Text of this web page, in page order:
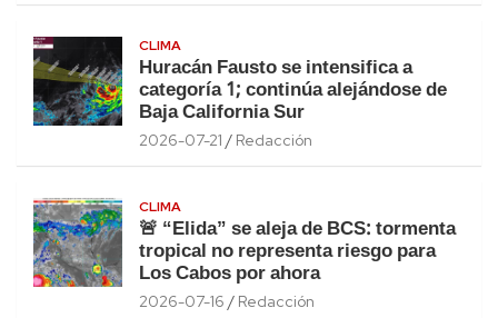
CLIMA
Huracán Fausto se intensifica a
categoría 1; continúa alejándose de
Baja California Sur
2026-07-21 Redacción
CLIMA
🚨 “Elida” se aleja de BCS: tormenta
tropical no representa riesgo para
Los Cabos por ahora
2026-07-16 Redacción